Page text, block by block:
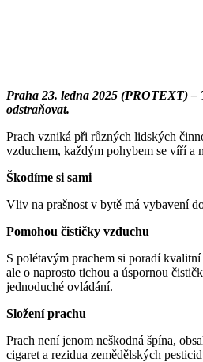
Praha 23. ledna 2025 (PROTEXT) –
odstraňovat.
Prach vzniká při různých lidských
vzduchem, každým pohybem se víří a
Škodíme si sami
Vliv na prašnost v bytě má vybavení
Pomohou čističky vzduchu
S polétavým prachem si poradí kvalitní
ale o naprosto tichou a úspornou
jednoduché ovládání.
Složení prachu
Prach není jenom neškodná špína,
cigaret a rezidua zemědělských